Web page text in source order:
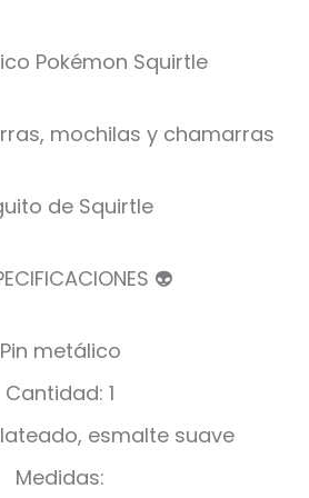
Pokémon Squirtle
mochilas y chamarras
de Squirtle
👽
Pin metálico
Cantidad: 1
esmalte suave
Medidas: